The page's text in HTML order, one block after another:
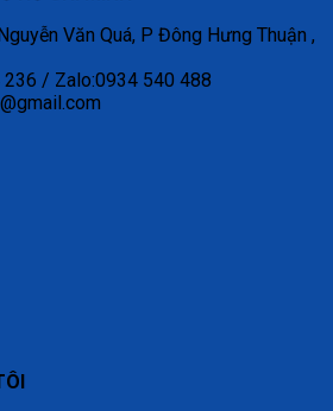
Văn Quá, P Đông Hưng Thuận ,
236 / Zalo:0934 540 488